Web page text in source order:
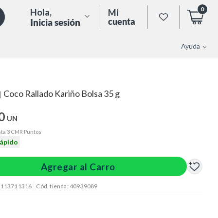
Hola,
Inicia sesión
Mi
cuenta
0
Ayuda
| Coco Rallado Kariño Bolsa 35 g
UN
3 CMR Puntos
Agregar al Carro
Cód. tienda: 40939089